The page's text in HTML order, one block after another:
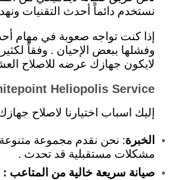
نستخدم دائماً أحدث التقنيات
وفشلها ببعض الإحيان . وفقاً
لايكون جهازك عرضه للاصلاح
Heliopolis Service
إليك اسباب اختيارنا لاصلاح
الخبرة
مشكلات مستقبلية قد تحدث .
صيانة سريعة خالية من المتاعب :